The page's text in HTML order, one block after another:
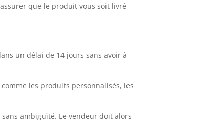
que le produit vous soit livré
un délai de 14 jours sans avoir à
les produits personnalisés, les
ambiguïté. Le vendeur doit alors